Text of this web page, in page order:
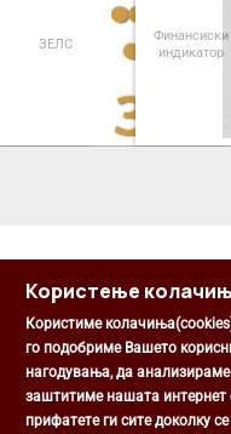
ЗЕЛС
Финансиски
индикатор
Користење
Користиме
го подобриме Вашето
нагодувања, да анализираме
заштитиме нашата интернет
прифатете ги сите доколку